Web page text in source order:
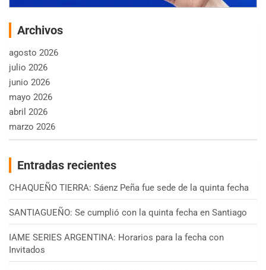
Archivos
agosto 2026
julio 2026
junio 2026
mayo 2026
abril 2026
marzo 2026
Entradas recientes
CHAQUEÑO TIERRA: Sáenz Peña fue sede de la quinta fecha
SANTIAGUEÑO: Se cumplió con la quinta fecha en Santiago
IAME SERIES ARGENTINA: Horarios para la fecha con
Invitados